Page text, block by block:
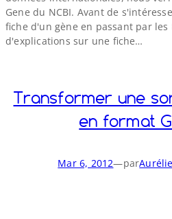
Gene du NCBI. Avant de
fiche d'un gène en passant par
d'explications sur une fiche…
Transformer une
en format
Mar 6, 2012—par